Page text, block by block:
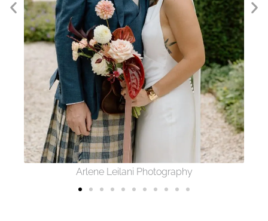
Sofie Photography